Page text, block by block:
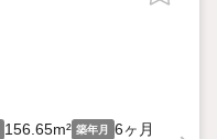
156.65m² 築年月 6ヶ月